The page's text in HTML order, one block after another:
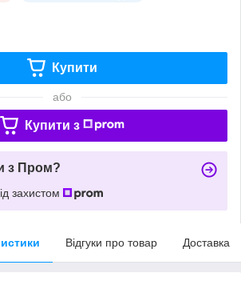
Купити
або
Купити з
з Пром?
захистом
Відгуки про товар Доставка